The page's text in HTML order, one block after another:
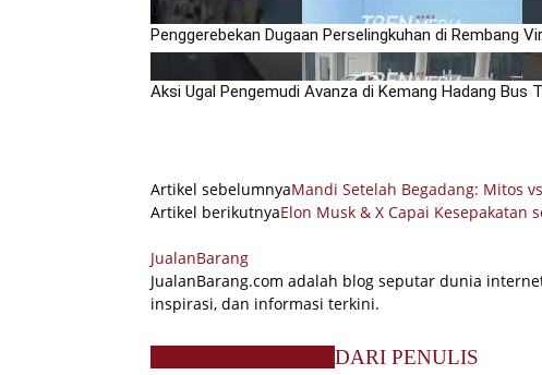
00:49
Penggerebekan Dugaan Perselingkuhan di Rembang
Aksi Ugal Pengemudi Avanza di Kemang Hadang Bus
Artikel sebelumnyaMandi Setelah Begadang: Mitos
Artikel berikutnyaElon Musk & X Capai Kesepakatan
JualanBarang
JualanBarang.com adalah blog seputar dunia
inspirasi, dan informasi terkini.
DARI PENULIS